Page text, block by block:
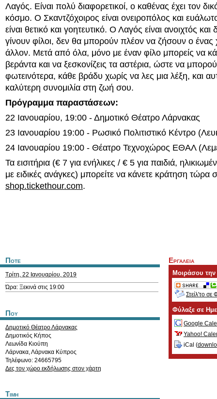
Λαγός. Είναι πολύ διαφορετικοί, ο καθένας έχει τον
κόσμο. Ο Σκαντζόχοιρος είναι ονειροπόλος και
είναι θετικό και γοητευτικό. Ο Λαγός είναι ανοιχτός
γίνουν φίλοι, δεν θα μπορούν πλέον να ζήσουν ο ένας
άλλον. Μετά από όλα, μόνο με έναν φίλο μπορείς να
βεράντα και να ξεσκονίζεις τα αστέρια, ώστε να
φωτεινότερα, κάθε βράδυ χωρίς να λες μια λέξη, και
καλύτερη συνομιλία στη ζωή σου.
Πρόγραμμα παραστάσεων:
22 Ιανουαρίου, 19:00 - Δημοτικό Θέατρο Λάρνακας
23 Ιανουαρίου 19:00 - Ρωσικό Πολιτιστικό Κέντρο
24 Ιανουαρίου 19:00 - Θέατρο Τεχνοχώρος ΕΘΑΛ
Τα εισιτήρια (€ 7 για ενήλικες / € 5 για παιδιά,
με ειδικές ανάγκες) μπορείτε να κάνετε κράτηση τώρα
shop.tickethour.com.
Ποτε
Τρίτη, 22 Ιανουαρίου, 2019
Ώρα: Ξεκινά στις 19:00
Που
Δημοτικό Θέατρο Λάρνακας
Δημοτικός Κήπος
Λεωνίδα Κιούπη
Λάρνακα,Λάρνακα Κύπρος
Τηλέφωνο: 24665795
Δες τον χώρο εκδήλωσης στον χάρτη
Τιμη
Εργαλεια
Μοιράσου
Στείλ'το σε
Φύλαξε σε
Google
Yahoo!
iCal (